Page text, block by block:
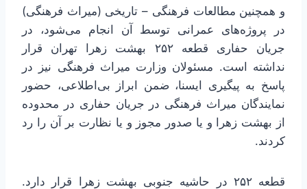
و همچنین مطالعات فرهنگی – تاریخی (میراث فرهنگی)
در پروژه‌های عمرانی توسط آن انجام می‌شود، در
جریان حفاری قطعه ۲۵۲ بهشت زهرا تهران قرار
نداشته است. مسئولان وزارت میراث فرهنگی نیز در
پاسخ به پیگیری ایسنا، ضمن ابراز بی‌اطلاعی، حضور
نمایندگان میراث فرهنگی در جریان حفاری در محدوده
از بهشت زهرا و یا صدور مجوز و یا نظارت بر آن را رد
کردند.
قطعه ۲۵۲ در حاشیه جنوبی بهشت زهرا قرار دارد.